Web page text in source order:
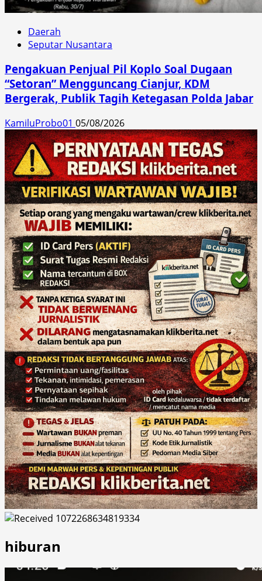
Daerah
Seputar Nusantara
Pengakuan Penjual Pil Koplo Soal Dugaan
“Setoran” Mengguncang Cianjur, KDM
Bergerak, Publik Tagih Ketegasan Polda Jabar
KamiluProbo01 05/08/2026
hiburan